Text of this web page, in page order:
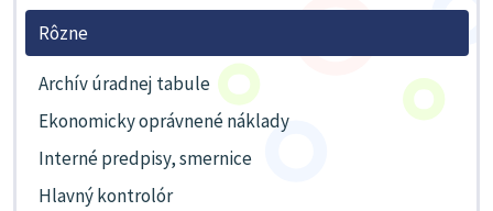
Rôzne
Archív úradnej tabule
Ekonomicky oprávnené náklady
Interné predpisy, smernice
Hlavný kontrolór